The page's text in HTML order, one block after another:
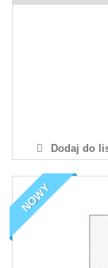
Dodaj do
NOWY